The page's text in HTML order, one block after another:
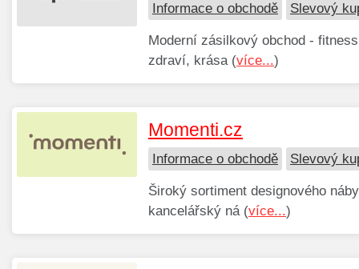
Informace o obchodě Slevový
Moderní zásilkový obchod -
zdraví, krása (více...)
Momenti.cz
Informace o obchodě Slevový
Široký sortiment designového
kancelářský ná (více...)